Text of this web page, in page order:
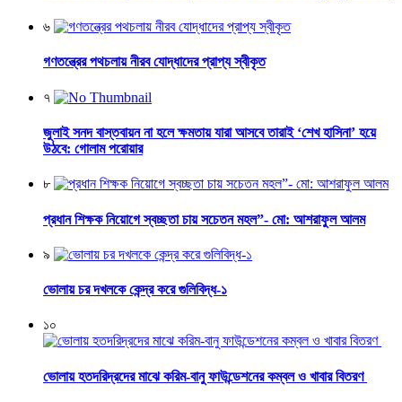
৬
গণতন্ত্রের পথচলায় নীরব যোদ্ধাদের প্রাপ্য স্বীকৃত
৭
জুলাই সনদ বাস্তবায়ন না হলে ক্ষমতায় যারা আসবে তারাই ‘শেখ হাসিনা’ হয়ে
উঠবে: গোলাম পরোয়ার
৮
প্রধান শিক্ষক নিয়োগে স্বচ্ছতা চায় সচেতন মহল”- মো: আশরাফুল আলম
৯
ভোলায় চর দখলকে কেন্দ্র করে গুলিবিদ্ধ-১
১০
ভোলায় হতদরিদ্রদের মাঝে করিম-বানু ফাউন্ডেশনের কম্বল ও খাবার বিতরণ